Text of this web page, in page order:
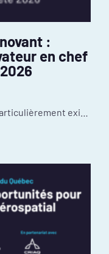
:
en chef